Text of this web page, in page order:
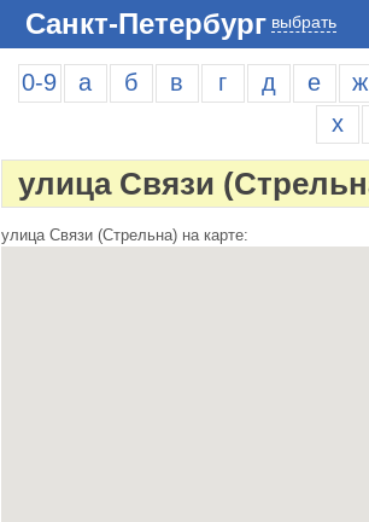
Санкт-Петербург выбрать
0-9 а б в г д е ж
х
улица Связи
улица Связи (Стрельна) на карте: